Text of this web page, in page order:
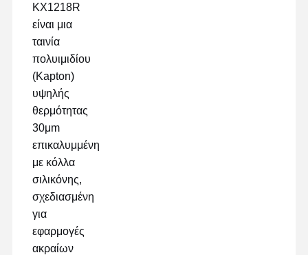
KX1218R
είναι μια
ταινία
πολυιμιδίου
(Kapton)
υψηλής
θερμότητας
30μm
επικαλυμμένη
με κόλλα
σιλικόνης,
σχεδιασμένη
για
εφαρμογές
ακραίων